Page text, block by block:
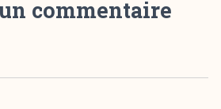
commentaire